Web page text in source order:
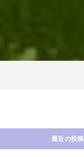
最近の投稿